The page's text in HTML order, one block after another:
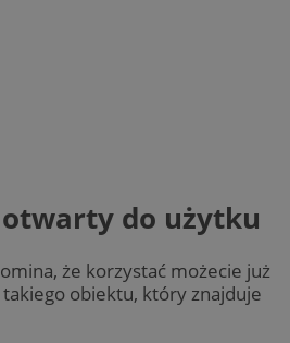
do użytku
że korzystać możecie już
obiektu, który znajduje